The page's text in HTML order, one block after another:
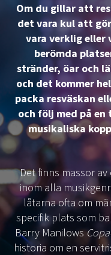
Om du gillar att
det vara kul att
vara verklig eller
berömda
stränder, öar och
och det kommer
packa resväskan
och följ med på
musikaliska
Det finns massor
inom alla
låtarna ofta om
specifik plats som
Barry Manilows
historia om en